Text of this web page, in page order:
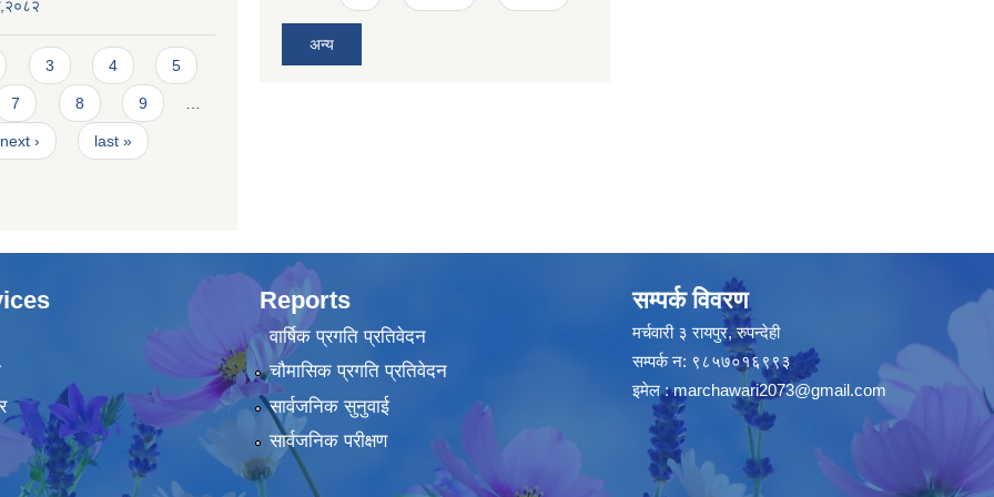
3 4 5
7 8 9
next › last »
अन्य
Reports
वार्षिक प्रगति प्रतिवेदन
चौमासिक प्रगति प्रतिवेदन
सार्वजनिक सुनुवाई
सार्वजनिक परीक्षण
सम्पर्क विवरण
मर्चवारी ३ रायपुर, रुपन्देही
सम्पर्क न: ९८५७०१६९९३
इमेल :marchawari2073@gmail.com